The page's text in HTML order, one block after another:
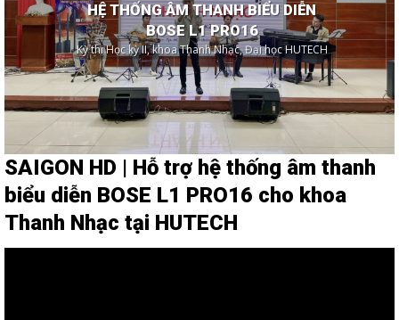
HỆ THỐNG ÂM THANH BIỂU DIỄN
BOSE L1 PRO16
Kỳ thi Học kỳ II, khoa Thanh Nhạc, Đại học HUTECH
SAIGON HD | Hỗ trợ hệ thống âm thanh
biểu diễn BOSE L1 PRO16 cho khoa
Thanh Nhạc tại HUTECH